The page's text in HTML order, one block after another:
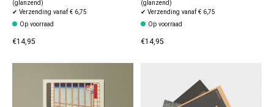
(glanzend)
✔ Verzending vanaf € 6,75
Op voorraad
€14,95
(glanzend)
✔ Verzending vanaf € 6,75
Op voorraad
€14,95